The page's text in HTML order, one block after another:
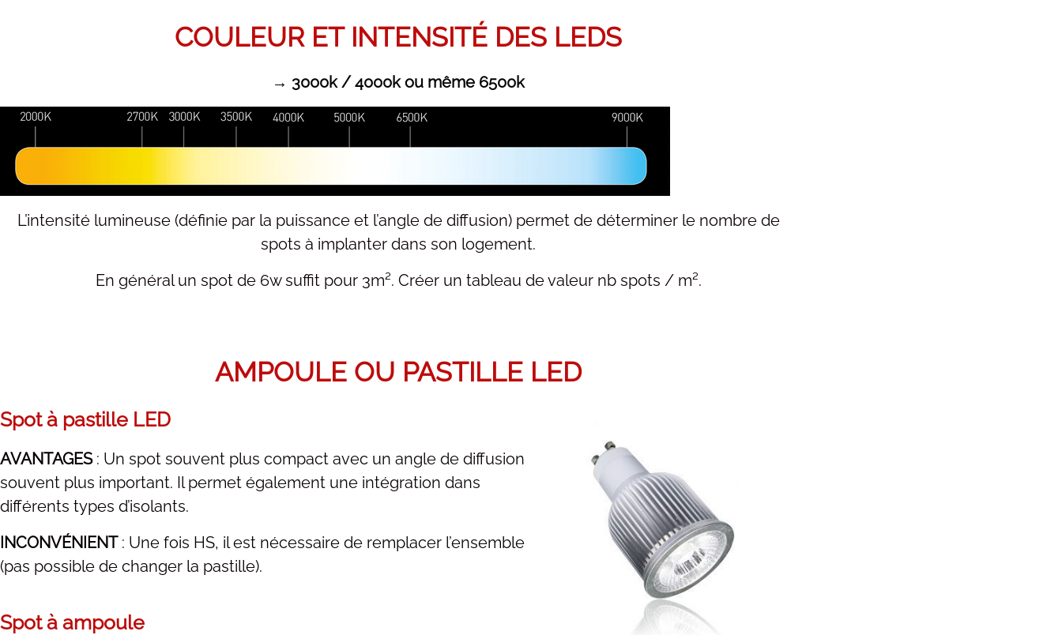
COULEUR ET INTENSITÉ DES LEDS
→ 3000k / 4000k ou même 6500k
L’intensité lumineuse (définie par la puissance et l’angle de diffusion) permet de déterminer le nombre de
spots à implanter dans son logement.
En général un spot de 6w suffit pour 3m². Créer un tableau de valeur nb spots / m².
AMPOULE OU PASTILLE LED
Spot à pastille LED
AVANTAGES: Un spot souvent plus compact avec un angle de diffusion
souvent plus important. Il permet également une intégration dans
différents types d’isolants.
INCONVÉNIENT: Une fois HS, il est nécessaire de remplacer l’ensemble
(pas possible de changer la pastille).
Spot à ampoule